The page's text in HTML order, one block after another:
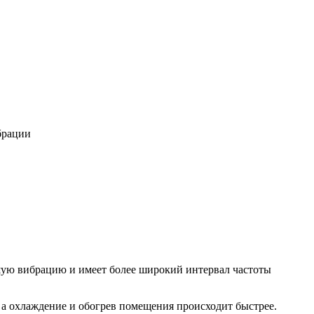
вибрацию и имеет более широкий интервал частоты
охлаждение и обогрев помещения происходит быстрее.